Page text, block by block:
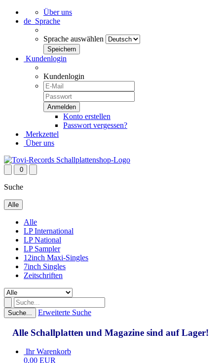
Über uns
de Sprache
Sprache auswählen
Kundenlogin
Kundenlogin
Konto erstellen
Passwort vergessen?
Merkzettel
Über uns
0
Suche
Alle
Alle
LP International
LP National
LP Sampler
12inch Maxi-Singles
7inch Singles
Zeitschriften
Suche... Erweiterte Suche
Alle Schallplatten und Magazine sind auf Lager!
Ihr Warenkorb
0,00 EUR